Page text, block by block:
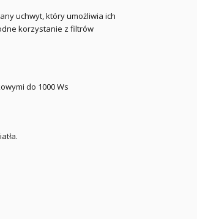
uchwyt, który umożliwia ich
korzystanie z filtrów
do 1000 Ws